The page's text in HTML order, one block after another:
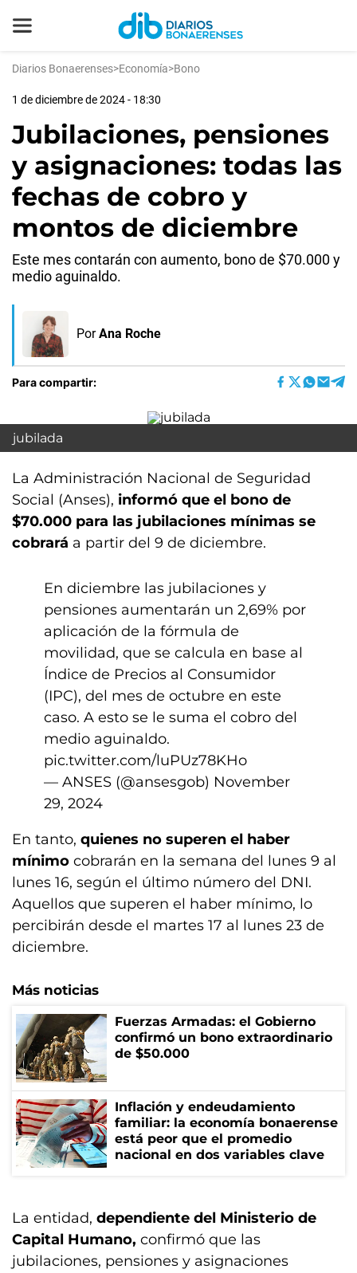
Diarios Bonaerenses>Economía>Bono
1 de diciembre de 2024 - 18:30
Jubilaciones, pensiones
y asignaciones: todas las
fechas de cobro y
montos de diciembre
Este mes contarán con aumento, bono de $70.000 y
medio aguinaldo.
Por Ana Roche
Para compartir:
jubilada
La Administración Nacional de Seguridad
Social (Anses), informó que el bono de
$70.000 para las jubilaciones mínimas se
cobrará a partir del 9 de diciembre.
En diciembre las jubilaciones y
pensiones aumentarán un 2,69% por
aplicación de la fórmula de
movilidad, que se calcula en base al
Índice de Precios al Consumidor
(IPC), del mes de octubre en este
caso. A esto se le suma el cobro del
medio aguinaldo.
pic.twitter.com/luPUz78KHo
— ANSES (@ansesgob) November
29, 2024
En tanto, quienes no superen el haber
mínimo cobrarán en la semana del lunes 9 al
lunes 16, según el último número del DNI.
Aquellos que superen el haber mínimo, lo
percibirán desde el martes 17 al lunes 23 de
diciembre.
Más noticias
Fuerzas Armadas: el Gobierno
confirmó un bono extraordinario
de $50.000
Inflación y endeudamiento
familiar: la economía bonaerense
está peor que el promedio
nacional en dos variables clave
La entidad, dependiente del Ministerio de
Capital Humano, confirmó que las
jubilaciones, pensiones y asignaciones